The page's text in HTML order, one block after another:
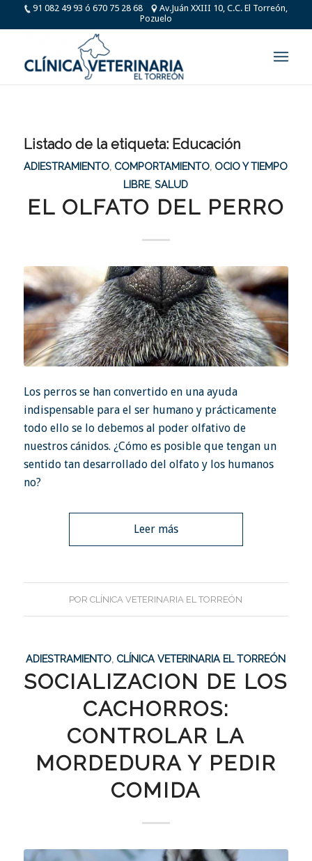
91 082 49 93 ó 670 75 28 68
Av.Juán XXIII 10, C.C. El Torreón,
Pozuelo
Listado de la etiqueta: Educación
ADIESTRAMIENTO, COMPORTAMIENTO, OCIO Y TIEMPO
LIBRE,SALUD
EL OLFATO DEL PERRO
Los perros se han convertido en una ayuda
indispensable para el ser humano y prácticamente
todo ello se lo debemos al poder olfativo de
nuestros cánidos. ¿Cómo es posible que tengan un
sentido tan desarrollado del olfato y los humanos
no?
Leer más
PORCLÍNICA VETERINARIA EL TORREÓN
ADIESTRAMIENTO, CLÍNICA VETERINARIA EL TORREÓN
SOCIALIZACION DE LOS
CACHORROS:
CONTROLAR LA
MORDEDURA Y PEDIR
COMIDA